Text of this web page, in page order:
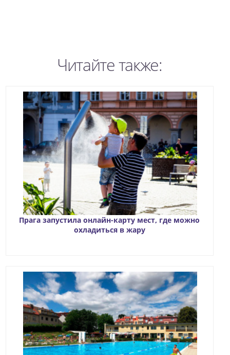
Читайте также:
Прага запустила онлайн-карту мест, где можно
охладиться в жару